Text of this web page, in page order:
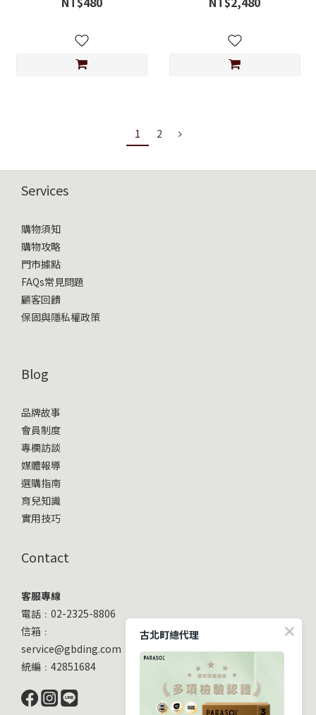
1 2
Services
購物須知
購物攻略
門市據點
FAQs常見問題
顧客回饋
保固與隱私權政策
Blog
品牌故事
會員制度
專欄訪談
媒體報導
選購指南
育兒知識
實用技巧
Contact
客服專線
電話﹕02-2325-8806
信箱﹕
service@gbding.com
統編﹕42851684
古北町總代理